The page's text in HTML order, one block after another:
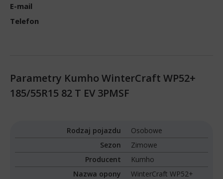
E-mail
Telefon
Parametry Kumho WinterCraft WP52+
185/55R15 82 T EV 3PMSF
Rodzaj pojazdu
Osobowe
Sezon
Zimowe
Producent
Kumho
Nazwa opony
WinterCraft WP52+